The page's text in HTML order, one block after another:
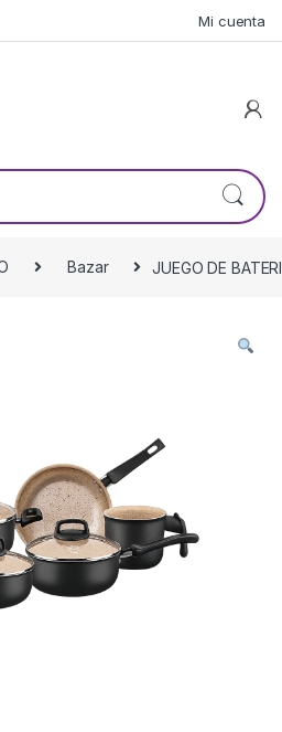
Mi cuenta
Bazar JUEGO DE